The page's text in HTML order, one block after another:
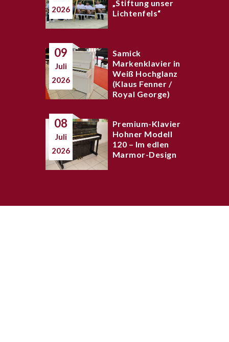
2026
„Stiftung unser
Lichtenfels“
09
Juli
2026
Samick
Markenklavier in
Weiß Hochglanz
(Klaus Fenner /
Royal George)
08
Juli
2026
Premium-Klavier
Hohner Modell
120 – Im edlen
Marmor-Design